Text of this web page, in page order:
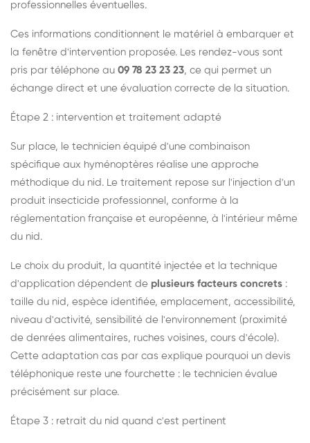
professionnelles éventuelles.
Ces informations conditionnent le matériel à embarquer et
la fenêtre d'intervention proposée. Les rendez-vous sont
pris par téléphone au 09 78 23 23 23, ce qui permet un
échange direct et une évaluation correcte de la situation.
Étape 2 : intervention et traitement adapté
Sur place, le technicien équipé d'une combinaison
spécifique aux hyménoptères réalise une approche
méthodique du nid. Le traitement repose sur l'injection d'un
produit insecticide professionnel, conforme à la
réglementation française et européenne, à l'intérieur même
du nid.
Le choix du produit, la quantité injectée et la technique
d'application dépendent de plusieurs facteurs concrets :
taille du nid, espèce identifiée, emplacement, accessibilité,
niveau d'activité, sensibilité de l'environnement (proximité
de denrées alimentaires, ruches voisines, cours d'école).
Cette adaptation cas par cas explique pourquoi un devis
téléphonique reste une fourchette : le technicien évalue
précisément sur place.
Étape 3 : retrait du nid quand c'est pertinent